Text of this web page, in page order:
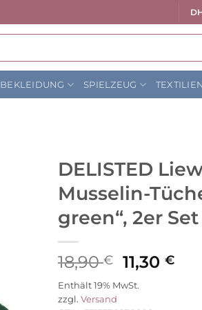
BEKLEIDUNG SPIELZEUG TEXTILIEN
DELISTED
Musselin-
green“, 2er Set
18,90€
Preis
war:
11,30€
Enthält 19% MwSt.
zzgl. Versand